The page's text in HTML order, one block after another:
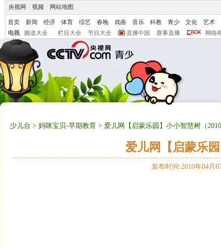
央视网 视频 网站地图
首页 新闻 经济 体育 综艺 春晚 戏曲 音乐 科教 青少 文化
艺术
电视
频道大全 栏目大全 节目大全 直播中国 赛事直播 网络
少儿台 > 妈咪宝贝-早期教育 > 爱儿网【启蒙乐园】小小智慧树（
爱儿网【启蒙乐
发布时间:2010年04月